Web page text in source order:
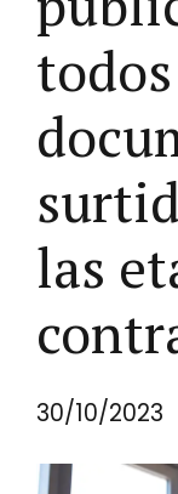
las
30/10/2023